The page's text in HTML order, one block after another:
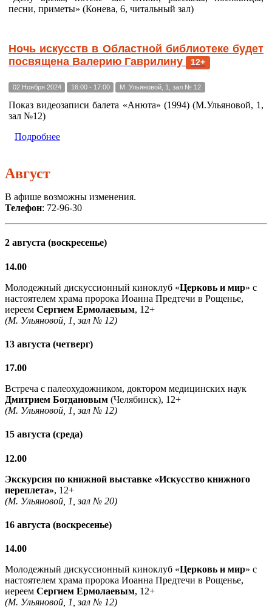
песни, приметы» (Конева, 6, читальный зал)
Ночь искусств в Областной библиотеке будет
посвящена Валерию Гаврилину
12+
02 Ноября 2024 16:00 - 17:00 М. Ульяновой, 1, зал № 12
Показ видеозаписи балета «Анюта» (1994) (М.Ульяновой, 1,
зал №12)
Подробнее
Август
В афише возможны изменения.
Телефон: 72-96-30
2 августа (воскресенье)
14.00
Молодежный дискуссионный киноклуб «Церковь и мир» с
настоятелем храма пророка Иоанна Предтечи в Рощенье,
иереем Сергием Ермолаевым, 12+
(М. Ульяновой, 1, зал № 12)
13 августа (четверг)
17.00
Встреча с палеохудожником, доктором медицинских наук
Дмитрием Богдановым (Челябинск), 12+
(М. Ульяновой, 1, зал № 12)
15 августа (среда)
12.00
Экскурсия по книжной выставке «Искусство книжного
переплета», 12+
(М. Ульяновой, 1, зал № 20)
16 августа (воскресенье)
14.00
Молодежный дискуссионный киноклуб «Церковь и мир» с
настоятелем храма пророка Иоанна Предтечи в Рощенье,
иереем Сергием Ермолаевым, 12+
(М. Ульяновой, 1, зал № 12)